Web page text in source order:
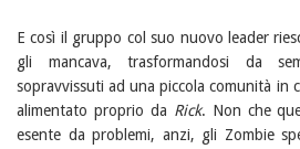
E così il gruppo col suo nuovo leader
gli mancava, trasformandosi da
sopravvissuti ad una piccola comunità in
alimentato proprio da Rick. Non che
esente da problemi, anzi, gli Zombie